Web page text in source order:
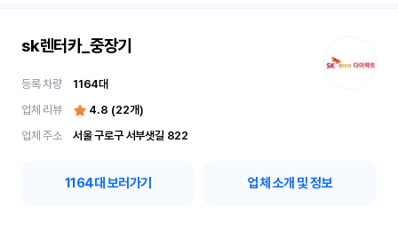
sk렌터카_중장기
등록 차량 1164대
업체 리뷰
4.8 (22개)
업체 주소
서울 구로구 서부샛길 822
1164대 보러가기 업체 소개 및 정보